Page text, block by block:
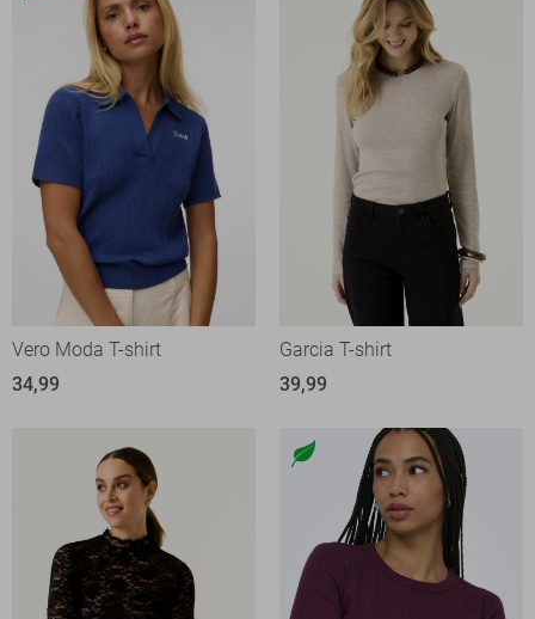
Vero Moda T-shirt
34,99
Garcia T-shirt
39,99